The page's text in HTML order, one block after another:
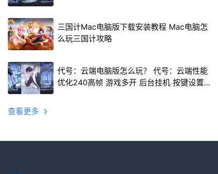
三国计Mac电脑版下载安装教程 Mac电脑怎
么玩三国计攻略
代号：云端电脑版怎么玩？ 代号：云端性能
优化240高帧 游戏多开 后台挂机 按键设置
查看更多